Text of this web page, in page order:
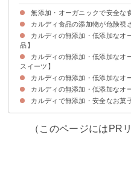
無添加・オーガニックで安全な
カルディ食品の添加物が危険視
添加物①保存料・防腐剤
添加物②人工甘味料
添加物③着色料
カルディの無添加・低添加なオ
品】
①パスタソースボロネーゼウィ
②レモンチキンカレー｜カルデ
③ホットケーキミックス｜ママ
④グリーンカレーペースト｜メ
⑤ジャルフレージ｜ギータ
⑥韓国ふりかけジャバン海苔｜
⑦プロシュート切り落とし｜カ
⑧有機シリアルファイバープレ
カルディの無添加・低添加なオ
スイーツ】
①メープルくるみ｜カルディ
②フルーツ＆ナッツミックス｜
③三温糖きなこねじり｜もへじ
カルディの無添加・低添加なオ
①にんにくごたれ｜信州自然王
②有機ライム果汁｜ライムリー
③マスタードイエロー｜スパイ
④ほんスープチキン｜萬有栄養
⑤厳選白だし｜もへじ
⑥ナチュラルピーナッツバター
⑦オイスターソース｜メガシェ
⑧松田のマヨネーズ｜ななくさ
⑨野菜がいっぱいごぼうドレッ
カルディの無添加・低添加なオ
①もへじ鹿児島県産ごぼう茶｜
②カフェカルディドリップ有機
カルディで無添加・安全なお菓
（このページにはPR